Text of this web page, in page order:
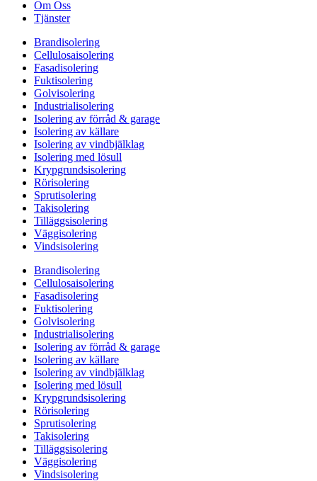
Om Oss
Tjänster
Brandisolering
Cellulosaisolering
Fasadisolering
Fuktisolering
Golvisolering
Industrialisolering
Isolering av förråd & garage
Isolering av källare
Isolering av vindbjälklag
Isolering med lösull
Krypgrundsisolering
Rörisolering
Sprutisolering
Takisolering
Tilläggsisolering
Väggisolering
Vindsisolering
Brandisolering
Cellulosaisolering
Fasadisolering
Fuktisolering
Golvisolering
Industrialisolering
Isolering av förråd & garage
Isolering av källare
Isolering av vindbjälklag
Isolering med lösull
Krypgrundsisolering
Rörisolering
Sprutisolering
Takisolering
Tilläggsisolering
Väggisolering
Vindsisolering